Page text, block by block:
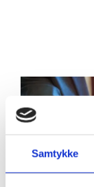
Samtykke